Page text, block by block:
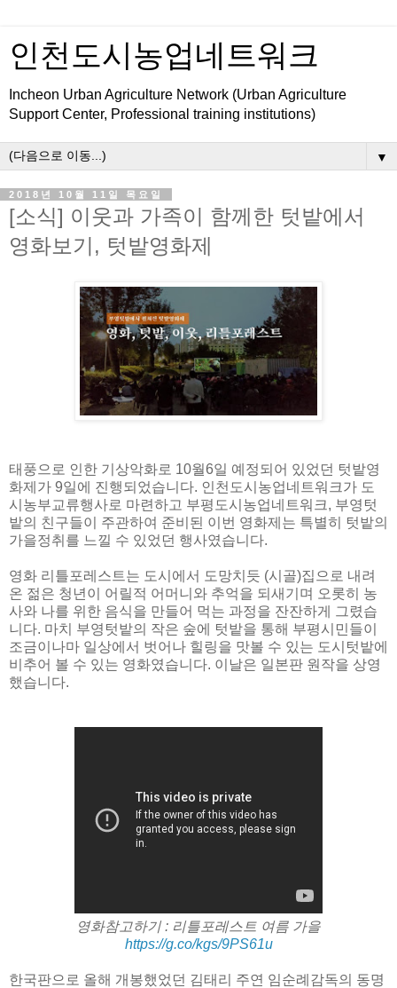
인천도시농업네트워크
Incheon Urban Agriculture Network (Urban Agriculture
Support Center, Professional training institutions)
▼
2018년 10월 11일 목요일
[소식] 이웃과 가족이 함께한 텃밭에서
영화보기, 텃밭영화제
태풍으로 인한 기상악화로 10월6일 예정되어 있었던 텃밭영
화제가 9일에 진행되었습니다. 인천도시농업네트워크가 도
시농부교류행사로 마련하고 부평도시농업네트워크, 부영텃
밭의 친구들이 주관하여 준비된 이번 영화제는 특별히 텃밭의
가을정취를 느낄 수 있었던 행사였습니다.
영화 리틀포레스트는 도시에서 도망치듯 (시골)집으로 내려
온 젊은 청년이 어릴적 어머니와 추억을 되새기며 오롯히 농
사와 나를 위한 음식을 만들어 먹는 과정을 잔잔하게 그렸습
니다. 마치 부영텃밭의 작은 숲에 텃밭을 통해 부평시민들이
조금이나마 일상에서 벗어나 힐링을 맛볼 수 있는 도시텃밭에
비추어 볼 수 있는 영화였습니다. 이날은 일본판 원작을 상영
했습니다.
영화참고하기 : 리틀포레스트 여름 가을
https://g.co/kgs/9PS61u
한국판으로 올해 개봉했었던 김태리 주연 임순례감독의 동명